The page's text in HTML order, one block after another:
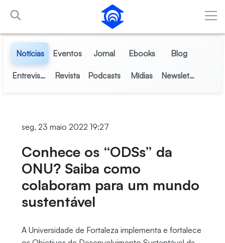
Pular para o Conteúdo principal
Notícias Eventos Jornal Ebooks Blog
Entrevistas Revista Podcasts Mídias Newsletter
seg, 23 maio 2022 19:27
Conhece os “ODSs” da
ONU? Saiba como
colaboram para um mundo
sustentável
A Universidade de Fortaleza implementa e fortalece